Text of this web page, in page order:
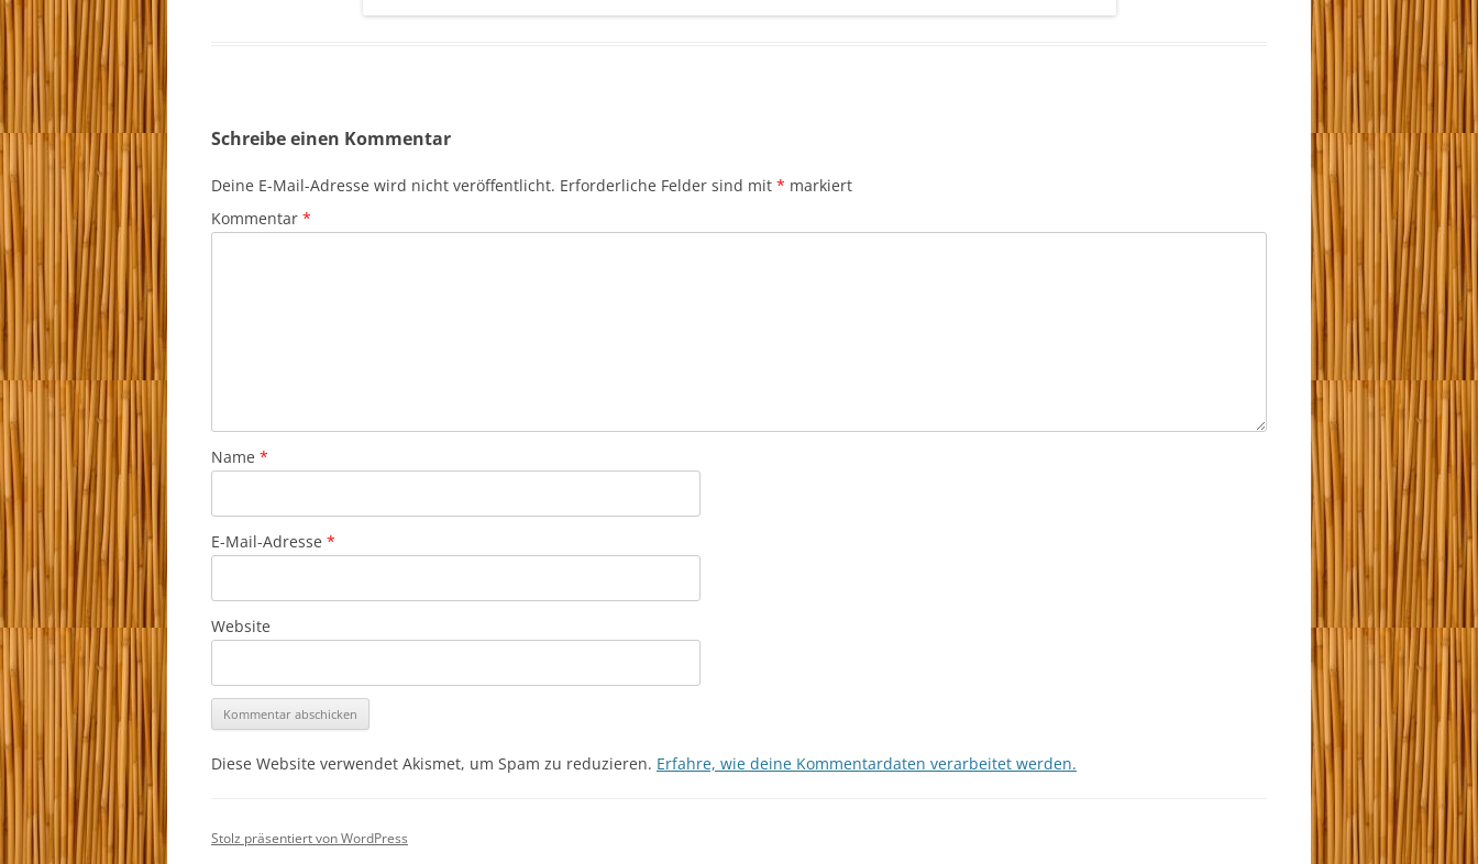
Schreibe einen Kommentar
Deine E-Mail-Adresse wird nicht veröffentlicht. Erforderliche Felder sind mit * markiert
Kommentar *
Name *
E-Mail-Adresse *
Website
Diese Website verwendet Akismet, um Spam zu reduzieren. Erfahre, wie deine Kommentardaten verarbeitet werden.
Stolz präsentiert von WordPress